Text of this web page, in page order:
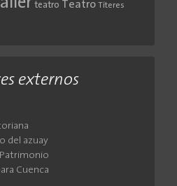
teatro Teatro Títeres
externos
del azuay
Cuenca